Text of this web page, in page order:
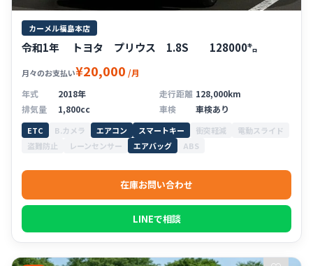
カーメル福島本店
令和1年 トヨタ プリウス 1.8S 128000㌔
月々のお支払い¥20,000 /月
年式
2018年 走行距離 128,000km
排気量
1,800cc 車検 車検あり
ETC B.カメラ エアコン スマートキー 衝突軽減
電動スライド
盗難防止
レーンセンサー エアバッグ ABS
在庫お問い合わせ
LINEで相談